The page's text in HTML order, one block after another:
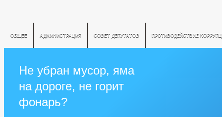
ОБЩЕЕ АДМИНИСТРАЦИЯ СОВЕТ ДЕПУТАТОВ ПРОТИВОДЕЙСТВИЕ
Не убран мусор, яма
на дороге, не горит
фонарь?